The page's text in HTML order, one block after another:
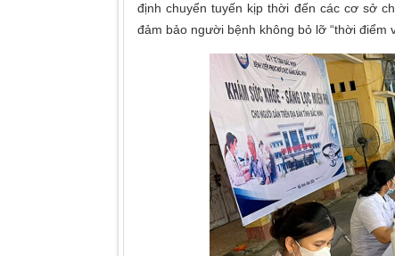
định chuyển tuyến kịp thời đến các cơ sở
đảm bảo người bệnh không bỏ lỡ “thời điểm